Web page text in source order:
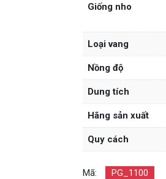
Giống nho
Loại vang
Nồng độ
Dung tích
Hãng sản xuất
Quy cách
Mã: PG_1100